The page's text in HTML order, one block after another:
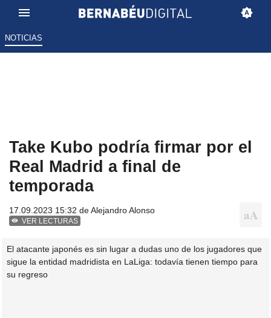
NOTICIAS
Take Kubo podría firmar por el
Real Madrid a final de
temporada
17.09.2023 15:32 deAlejandro Alonso
VER LECTURAS
El atacante japonés es sin lugar a dudas uno de los jugadores que
sigue la entidad madridista en LaLiga: todavía tienen tiempo para
su regreso